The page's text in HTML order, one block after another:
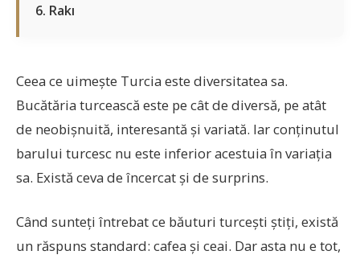
6. Rakı
Ceea ce uimește Turcia este diversitatea sa.
Bucătăria turcească este pe cât de diversă, pe atât
de neobișnuită, interesantă și variată. Iar conținutul
barului turcesc nu este inferior acestuia în variația
sa. Există ceva de încercat și de surprins.
Când sunteți întrebat ce băuturi turcești știți, există
un răspuns standard: cafea și ceai. Dar asta nu e tot,